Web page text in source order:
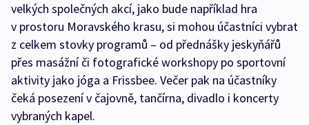
velkých společných akcí, jako bude například hra
v prostoru Moravského krasu, si mohou účastníci vybrat
z celkem stovky programů – od přednášky jeskyňářů
přes masážní či fotografické workshopy po sportovní
aktivity jako jóga a Frissbee. Večer pak na účastníky
čeká posezení v čajovně, tančírna, divadlo i koncerty
vybraných kapel.